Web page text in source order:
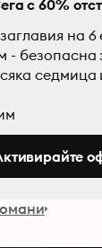
с 60%
на 6
- безопасна
седмица